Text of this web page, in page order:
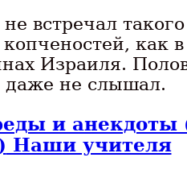
встречал такого
как в
Израиля.
даже не слышал.
и анекдоты
Наши учителя